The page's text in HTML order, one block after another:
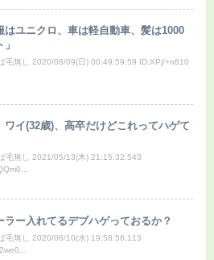
はユニクロ、車は軽自動車、髪は1000
毛無し 2020/08/09(日) 00:49:59.59 ID:XPj/+n810
ワイ(32歳)、高卒だけどこれってハゲて
毛無し 2021/05/13(木) 21:15:32.543
ラー入れてるデブハゲっておるか？
毛無し 2020/06/10(水) 19:58:56.113